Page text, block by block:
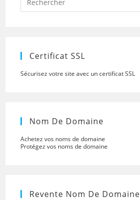
Certificat SSL
Sécurisez votre site avec un certificat SSL
Nom De Domaine
Achetez vos noms de domaine
Protégez vos noms de domaine
Revente Nom De Domaine